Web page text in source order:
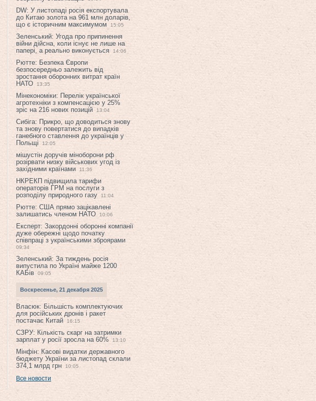
DW: У листопаді росія експортувала
до Китаю золота на 961 млн доларів,
що є історичним максимумом
15:05
Зеленський: Угода про припинення
війни дійсна, коли існує не лише на
папері, а реально виконується
14:06
Рютте: Безпека Європи
безпосередньо залежить від
зростання оборонних витрат країн
НАТО
13:35
Мінекономіки: Перелік української
агротехніки з компенсацією у 25%
зріс на 216 нових позицій
13:04
Сибіга: Прикро, що доводиться знову
та знову повертатися до випадків
ганебного ставлення до українців у
Польщі
12:05
мішустін доручів міноборони рф
розірвати низку військових угод із
західними країнами
11:36
НКРЕКП підвищила тарифи
операторів ГРМ на послуги з
розподілу природного газу
11:04
Рютте: США прямо зацікавлені
залишатись членом НАТО
10:06
Експерт: Закордонні оборонні компанії
дуже обережні щодо початку
співпраці з українськими зброярами
09:34
Зеленський: За тиждень росія
випустила по Україні майже 1200
КАБів
09:05
Воскресенье, 21 декабря 2025
Власюк: Більшість комплектуючих
для російських дронів і ракет
постачає Китай
16:15
СЗРУ: Кількість скарг на затримки
зарплат у росії зросла на 60%
13:10
Мінфін: Касові видатки державного
бюджету України за листопад склали
374,1 млрд грн
10:05
Все новости